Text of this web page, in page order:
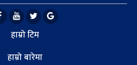
हाम्रो टिम
हाम्रो बारेमा